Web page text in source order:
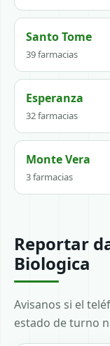
Santo Tome
39 farmacias
Esperanza
32 farmacias
Monte Vera
3 farmacias
Reportar
Biologica
Avisanos si el
estado de turno